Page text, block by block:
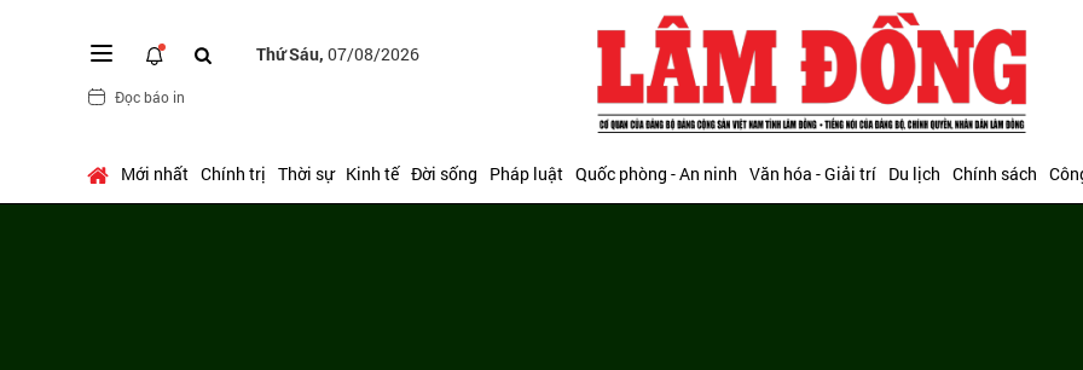
Thứ Sáu, 07/08/2026
Đọc báo in
Mới nhất Chính trị Thời sự Kinh tế Đời sống Pháp luật Quốc phòng - An ninh Văn hóa - Giải trí Du lịch Chính sách